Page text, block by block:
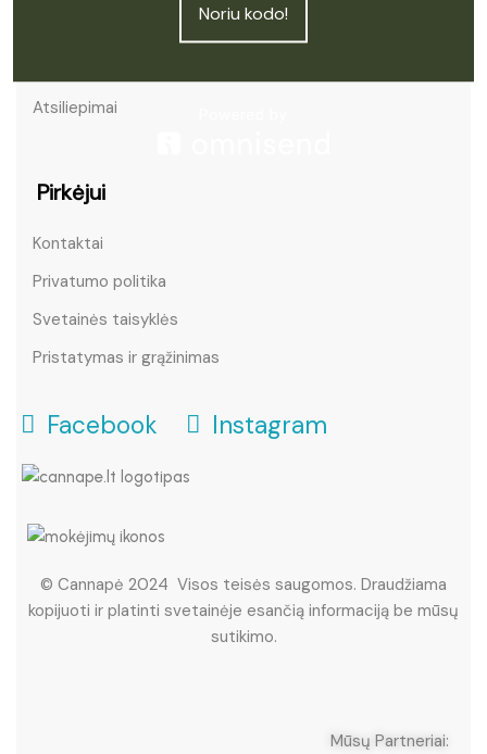
Atsiliepimai
Pirkėjui
Kontaktai
Privatumo politika
Svetainės taisyklės
Pristatymas ir grąžinimas
Facebook Instagram
© Cannapė 2024 Visos teisės saugomos. Draudžiama
kopijuoti ir platinti svetainėje esančią informaciją be mūsų
sutikimo.
Mūsų Partneriai:
Noriu kodo!